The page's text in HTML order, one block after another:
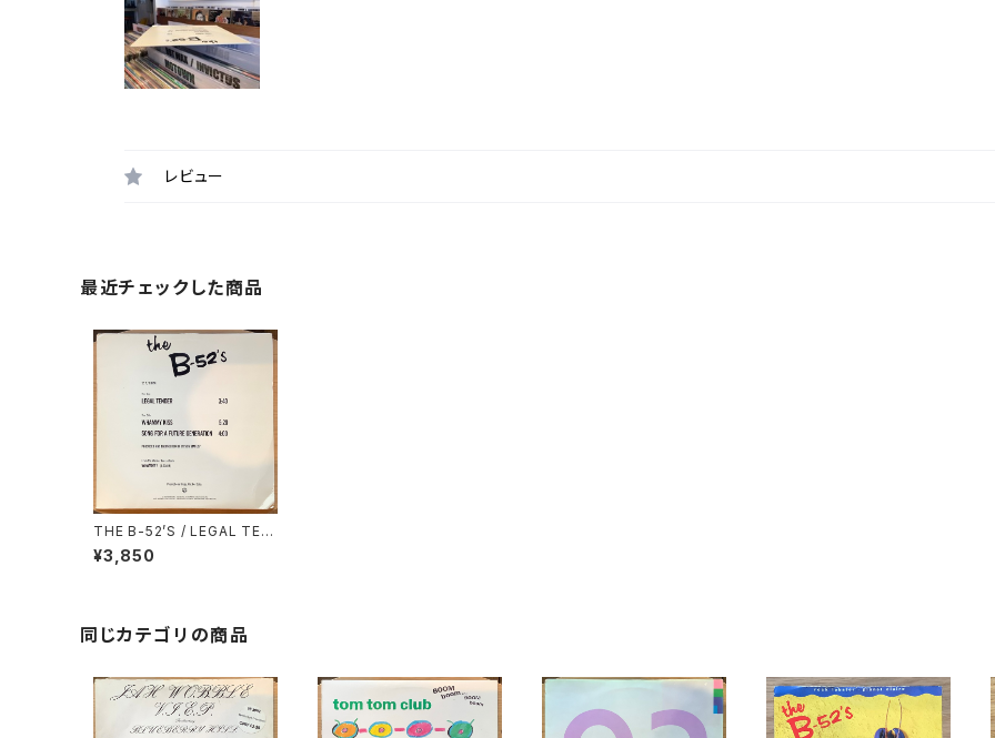
レビュー
最近チェックした商品
THE B-52’S / LEGAL TEN
DER
¥3,850
同じカテゴリの商品